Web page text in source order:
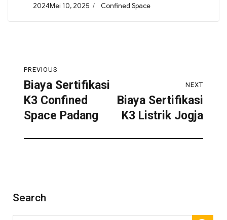
2024Mei 10, 2025
Confined Space
PREVIOUS
Biaya Sertifikasi
K3 Confined
Space Padang
NEXT
Biaya Sertifikasi
K3 Listrik Jogja
Search